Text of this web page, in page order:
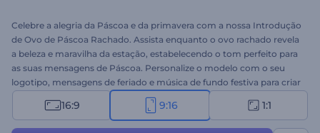
Celebre a alegria da Páscoa e da primavera com a nossa Introdução
de Ovo de Páscoa Rachado. Assista enquanto o ovo rachado revela
a beleza e maravilha da estação, estabelecendo o tom perfeito para
as suas mensagens de Páscoa. Personalize o modelo com o seu
logotipo, mensagens de feriado e música de fundo festiva para criar
um vídeo de Páscoa único em minutos. Seja para compartilhar
saudações de Páscoa com entes queridos ou promover ofertas
16:9 9:16 1:1